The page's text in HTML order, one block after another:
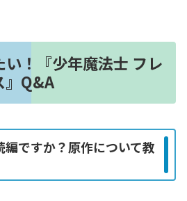
い！『少年魔法士 フレ
』Q&A
編ですか？原作について教